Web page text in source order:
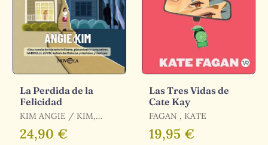
La Perdida de la
Felicidad
KIM ANGIE / KIM,
ANGIE
24,90 €
Las Tres Vidas de
Cate Kay
FAGAN , KATE
19,95 €